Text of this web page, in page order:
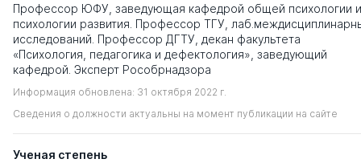
Профессор ЮФУ, заведующая кафедрой общей психологии и
психологии развития. Профессор ТГУ,
исследований. Профессор ДГТУ, декан факультета
«Психология, педагогика и дефектология», заведующий
кафедрой. Эксперт Рособрнадзора
Информация обновлена: 31 октября 2022 г.
Сведения о должности актуальны на момент публикации на сайте
Ученая степень